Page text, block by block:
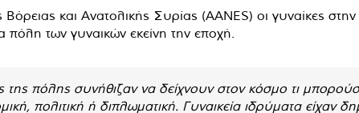
και Ανατολικής Συρίας (AANES) οι γυναίκες στην
πόλη των γυναικών εκείνη την εποχή.
της πόλης συνήθιζαν να δείχνουν στον κόσμο τι
πολιτική ή διπλωματική. Γυναικεία ιδρύματα είχαν